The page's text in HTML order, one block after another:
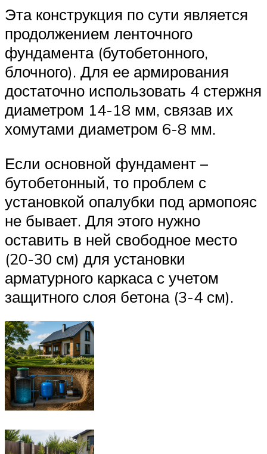
Эта конструкция по сути является
продолжением ленточного
фундамента (бутобетонного,
блочного). Для ее армирования
достаточно использовать 4 стержня
диаметром 14-18 мм, связав их
хомутами диаметром 6-8 мм.
Если основной фундамент –
бутобетонный, то проблем с
установкой опалубки под армопояс
не бывает. Для этого нужно
оставить в ней свободное место
(20-30 см) для установки
арматурного каркаса с учетом
защитного слоя бетона (3-4 см).